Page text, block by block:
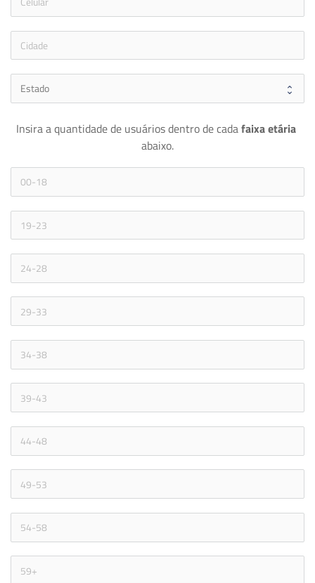
Insira a quantidade de usuários dentro de cada
abaixo.